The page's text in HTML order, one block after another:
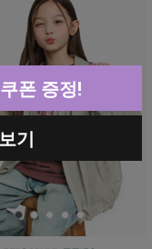
폰 증정!
기